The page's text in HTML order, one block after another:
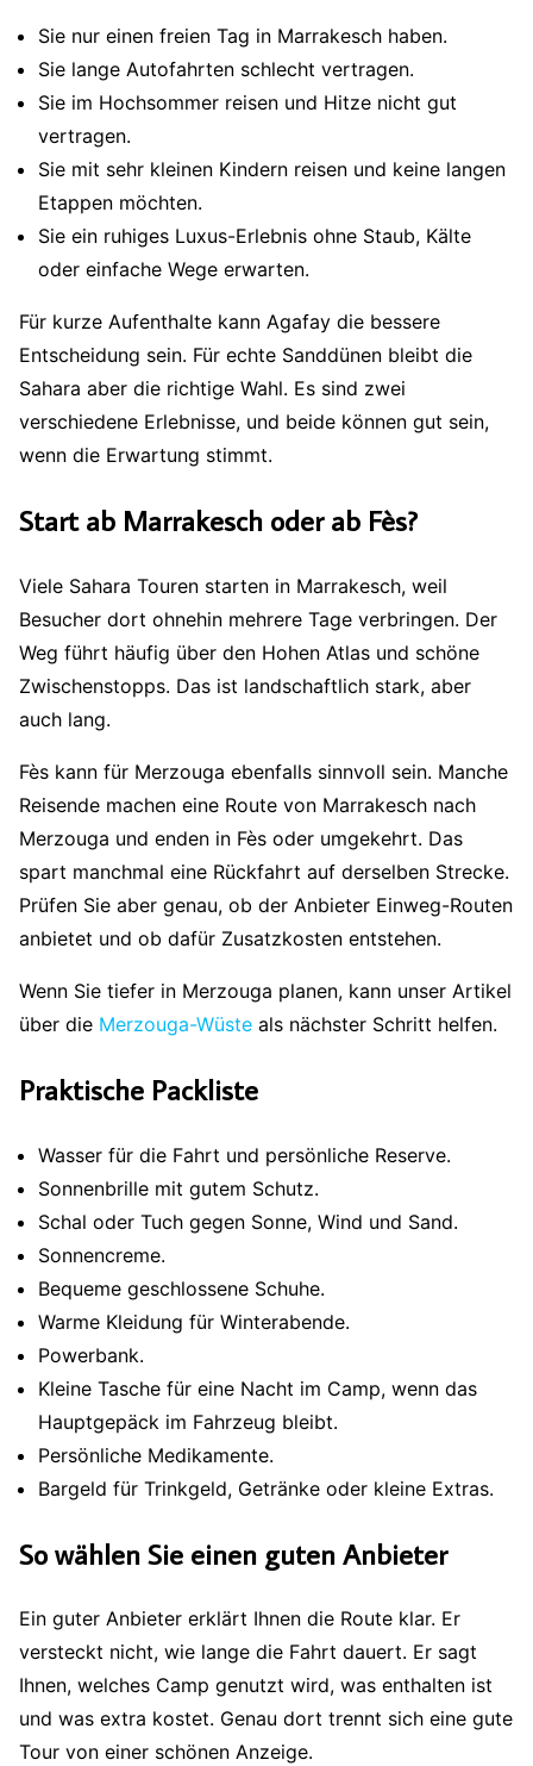
Sie nur einen freien Tag in Marrakesch haben.
Sie lange Autofahrten schlecht vertragen.
Sie im Hochsommer reisen und Hitze nicht gut
vertragen.
Sie mit sehr kleinen Kindern reisen und keine langen
Etappen möchten.
Sie ein ruhiges Luxus-Erlebnis ohne Staub, Kälte
oder einfache Wege erwarten.
Für kurze Aufenthalte kann Agafay die bessere
Entscheidung sein. Für echte Sanddünen bleibt die
Sahara aber die richtige Wahl. Es sind zwei
verschiedene Erlebnisse, und beide können gut sein,
wenn die Erwartung stimmt.
Start ab Marrakesch oder ab Fès?
Viele Sahara Touren starten in Marrakesch, weil
Besucher dort ohnehin mehrere Tage verbringen. Der
Weg führt häufig über den Hohen Atlas und schöne
Zwischenstopps. Das ist landschaftlich stark, aber
auch lang.
Fès kann für Merzouga ebenfalls sinnvoll sein. Manche
Reisende machen eine Route von Marrakesch nach
Merzouga und enden in Fès oder umgekehrt. Das
spart manchmal eine Rückfahrt auf derselben Strecke.
Prüfen Sie aber genau, ob der Anbieter Einweg-Routen
anbietet und ob dafür Zusatzkosten entstehen.
Wenn Sie tiefer in Merzouga planen, kann unser Artikel
über die Merzouga-Wüste als nächster Schritt helfen.
Praktische Packliste
Wasser für die Fahrt und persönliche Reserve.
Sonnenbrille mit gutem Schutz.
Schal oder Tuch gegen Sonne, Wind und Sand.
Sonnencreme.
Bequeme geschlossene Schuhe.
Warme Kleidung für Winterabende.
Powerbank.
Kleine Tasche für eine Nacht im Camp, wenn das
Hauptgepäck im Fahrzeug bleibt.
Persönliche Medikamente.
Bargeld für Trinkgeld, Getränke oder kleine Extras.
So wählen Sie einen guten Anbieter
Ein guter Anbieter erklärt Ihnen die Route klar. Er
versteckt nicht, wie lange die Fahrt dauert. Er sagt
Ihnen, welches Camp genutzt wird, was enthalten ist
und was extra kostet. Genau dort trennt sich eine gute
Tour von einer schönen Anzeige.